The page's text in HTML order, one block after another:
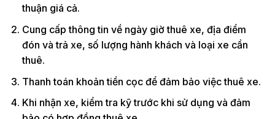
thuận giá cả.
Cung cấp thông tin về ngày giờ thuê xe, địa điểm
đón và trả xe, số lượng hành khách và loại xe cần
thuê.
Thanh toán khoản tiền cọc để đảm bảo việc thuê xe.
Khi nhận xe, kiểm tra kỹ trước khi sử dụng và đảm